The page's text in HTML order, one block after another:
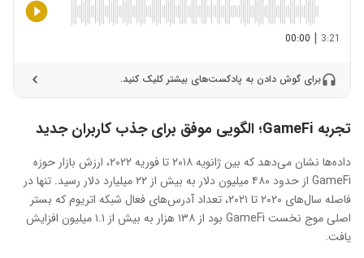
3:21
|
00:00
برای گوش دادن به پادکست‌های بیشتر کلیک کنید.
تجربه GameFi؛ الگویی موفق برای جذب کاربران جدید
داده‌ها نشان می‌دهد که بین ژانویه ۲۰۱۸ تا فوریه ۲۰۲۲، ارزش بازار حوزه
GameFi از حدود ۴۸۰ میلیون دلار به بیش از ۲۲ میلیارد دلار رسید. تنها در
فاصله سال‌های ۲۰۲۰ تا ۲۰۲۱، تعداد آدرس‌های فعال شبکه اتریوم که بستر
اصلی موج نخست GameFi بود از ۱۳۸ هزار به بیش از ۱.۱ میلیون افزایش
یافت.